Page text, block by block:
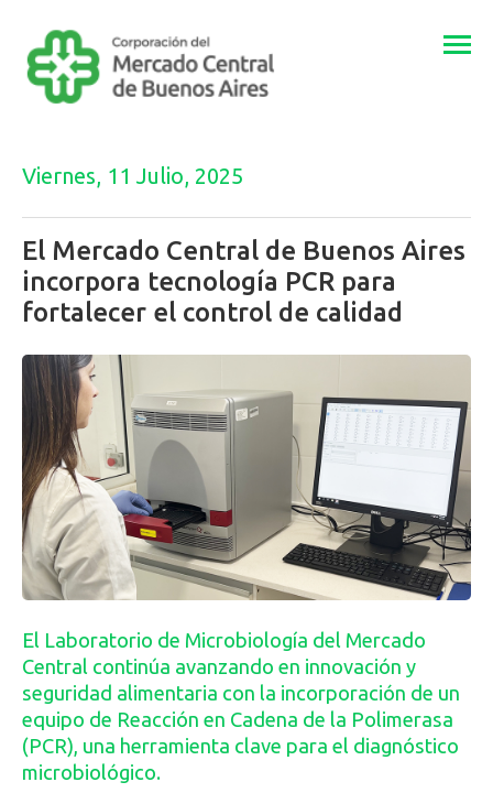
Viernes, 11 Julio, 2025
El Mercado Central de Buenos Aires
incorpora tecnología PCR para
fortalecer el control de calidad
El Laboratorio de Microbiología del Mercado
Central continúa avanzando en innovación y
seguridad alimentaria con la incorporación de un
equipo de Reacción en Cadena de la Polimerasa
(PCR), una herramienta clave para el diagnóstico
microbiológico.